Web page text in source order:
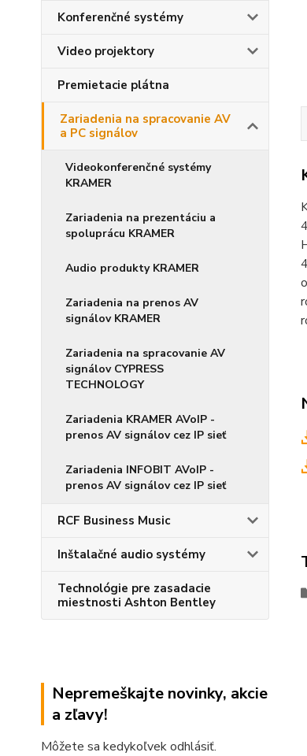
Konferenčné systémy
Video projektory
Premietacie plátna
Zariadenia na spracovanie AV
a PC signálov
Videokonferenčné systémy
KRAMER
Zariadenia na prezentáciu a
spoluprácu KRAMER
Audio produkty KRAMER
Zariadenia na prenos AV
signálov KRAMER
Zariadenia na spracovanie AV
signálov CYPRESS
TECHNOLOGY
Zariadenia KRAMER AVoIP -
prenos AV signálov cez IP sieť
Zariadenia INFOBIT AVoIP -
prenos AV signálov cez IP sieť
RCF Business Music
Inštalačné audio systémy
Technológie pre zasadacie
miestnosti Ashton Bentley
Nepremeškajte novinky, akcie
a zľavy!
Môžete sa kedykoľvek odhlásiť.